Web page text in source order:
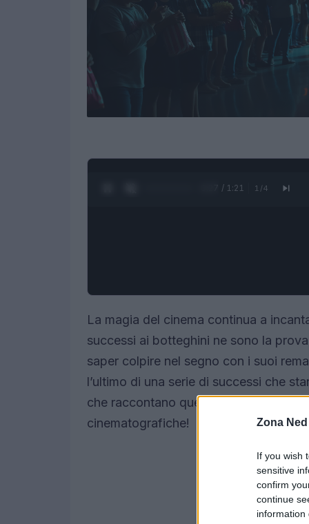
Zona Ned
If you wish
sensitive
confirm
continue
information
0:28 / 1:21 1 /4
La magia del cinema continua a
successi ai botteghini ne sono la
saper colpire nel segno con i suoi
l’ultimo di una serie di successi che
che raccontano questa storia?
cinematografiche!